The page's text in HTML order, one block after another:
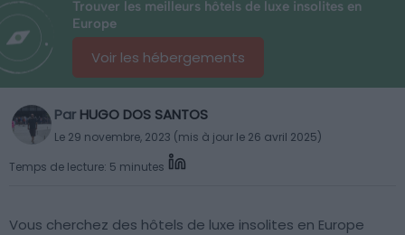
Trouver les meilleurs hôtels de luxe insolites en
Europe
Voir les hébergements
Par HUGO DOS SANTOS
Le 29 novembre, 2023 (mis à jour le 26 avril 2025)
Temps de lecture: 5 minutes
Vous cherchez des hôtels de luxe insolites en Europe